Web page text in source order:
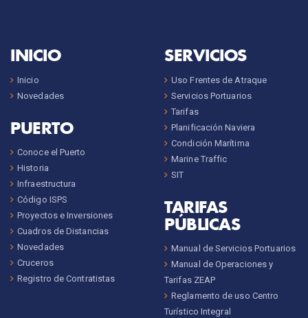
INICIO
Inicio
Novedades
PUERTO
Conoce el Puerto
Historia
Infraestructura
Código ISPS
Proyectos e Inversiones
Cuadros de Distancias
Novedades
Cruceros
Registro de Contratistas
SERVICIOS
Uso Frentes de Atraque
Servicios Portuarios
Tarifas
Planificación Naviera
Condición Marítima
Marine Traffic
SIT
TARIFAS
PÚBLICAS
Manual de Servicios Portuarios
Manual de Operaciones y
Tarifas ZEAP
Reglamento de uso Centro
Turístico Integral